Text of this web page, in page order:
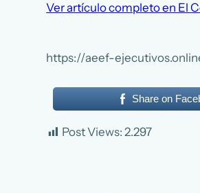
Ver artículo completo en El
https://aeef-
Share on
Post Views: 2.297